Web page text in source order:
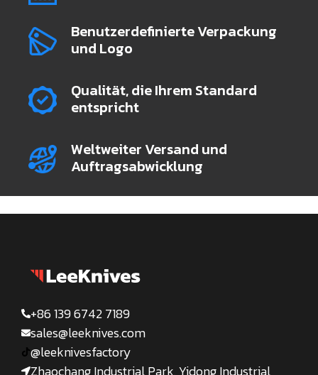
Benutzerdefinierte Verpackung
und Logo
Qualität, die Ihrem Standard
entspricht
Weltweiter Versand und
Auftragsabwicklung
+86 139 6742 7189
sales@leeknives.com
@leeknivesfactory
Zhaochang Industrial Park, Yidong Industrial